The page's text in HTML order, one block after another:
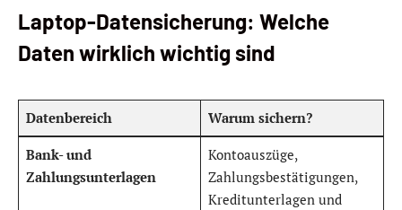
Laptop-Datensicherung: Welche
Daten wirklich wichtig sind
Datenbereich Warum sichern?
Bank- und
Zahlungsunterlagen
Kontoauszüge,
Zahlungsbestätigungen,
Kreditunterlagen und